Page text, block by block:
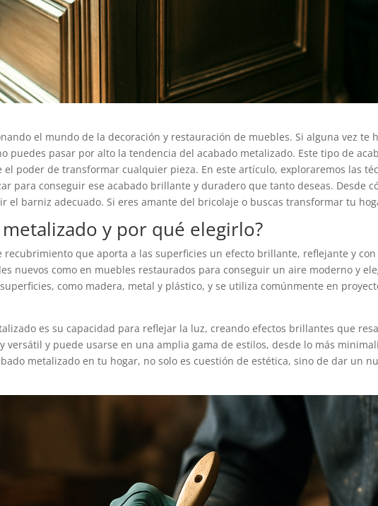
el mundo de la decoración y restauración de muebles. Si alguna vez te
puedes pasar por alto la tendencia del acabado metalizado. Este tipo de
poder de transformar cualquier pieza. En este artículo, exploraremos las
para conseguir ese acabado brillante y duradero que tanto deseas. Desde
el barniz adecuado. Si eres amante del bricolaje o buscas transformar tu
y por qué elegirlo?
recubrimiento que aporta a las superficies un efecto brillante, reflejante y
nuevos como en muebles restaurados para conseguir un aire moderno y
como madera, metal y plástico, y se utiliza comúnmente en
es su capacidad para reflejar la luz, creando efectos brillantes que
versátil y puede usarse en una amplia gama de estilos, desde lo más
metalizado en tu hogar, no solo es cuestión de estética, sino de dar un